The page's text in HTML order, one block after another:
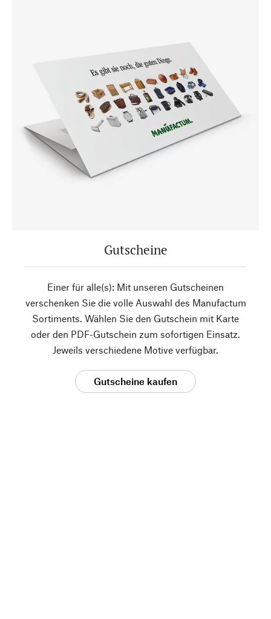
Gutscheine
Einer für alle(s): Mit unseren Gutscheinen
verschenken Sie die volle Auswahl des Manufactum
Sortiments. Wählen Sie den Gutschein mit Karte
oder den PDF-Gutschein zum sofortigen Einsatz.
Jeweils verschiedene Motive verfügbar.
Gutscheine kaufen